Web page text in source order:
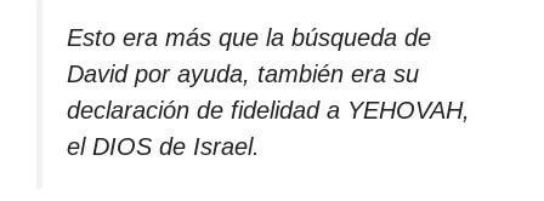
Esto era más que la búsqueda de
David por ayuda, también era su
declaración de fidelidad a YEHOVAH,
el DIOS de Israel.